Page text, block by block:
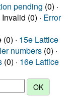
pending (0) ·
Invalid (0) · Error
· 15e Lattice
numbers (0) ·
(0) · 16e Lattice